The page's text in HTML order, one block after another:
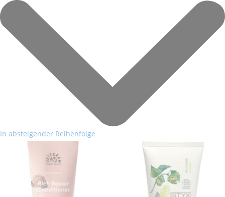
In absteigender Reihenfolge